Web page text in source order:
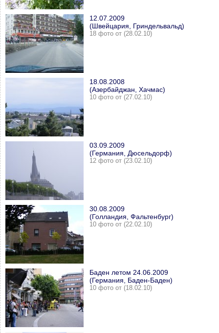
12.07.2009
(Швейцария, Гриндельвальд)
18 фото от (28.02.10)
18.08.2008
(Азербайджан, Хачмас)
10 фото от (27.02.10)
03.09.2009
(Германия, Дюсельдорф)
12 фото от (23.02.10)
30.08.2009
(Голландия, Фальтенбург)
10 фото от (22.02.10)
Баден летом 24.06.2009
(Германия, Баден-Баден)
10 фото от (18.02.10)